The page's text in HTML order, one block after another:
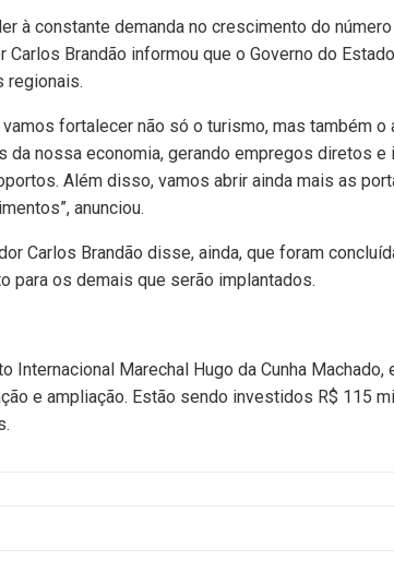
à constante demanda no crescimento do
Carlos Brandão informou que o Governo do
regionais.
vamos fortalecer não só o turismo, mas também
da nossa economia, gerando empregos diretos
Além disso, vamos abrir ainda mais as
anunciou.
Carlos Brandão disse, ainda, que foram
para os demais que serão implantados.
Internacional Marechal Hugo da Cunha
e ampliação. Estão sendo investidos R$ 115